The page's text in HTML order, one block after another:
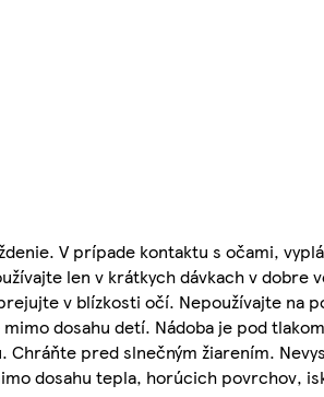
V prípade kontaktu s očami,
len v krátkych dávkach v
v blízkosti očí. Nepoužívajte na
dosahu detí. Nádoba je pod
pred slnečným žiarením.
dosahu tepla, horúcich povrchov,